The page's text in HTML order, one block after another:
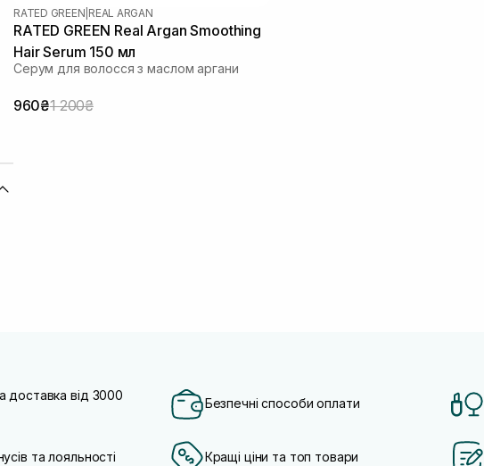
RATED GREEN REAL ARGAN
RATED GREEN Real Argan Smoothing
Hair Serum 150 мл
Серум для волосся з маслом аргани
960₴1 200₴
доставка від 3000
Безпечні способи оплати
та лояльності Кращі ціни та топ товари